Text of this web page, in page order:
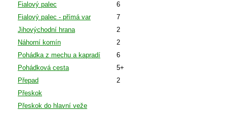
Fialový palec
6
Fialový palec - přímá var
7
Jihovýchodní hrana
2
Náhorní komín
2
Pohádka z mechu a kapradí
6
Pohádková cesta
5+
Přepad
2
Přeskok
Přeskok do hlavní veže